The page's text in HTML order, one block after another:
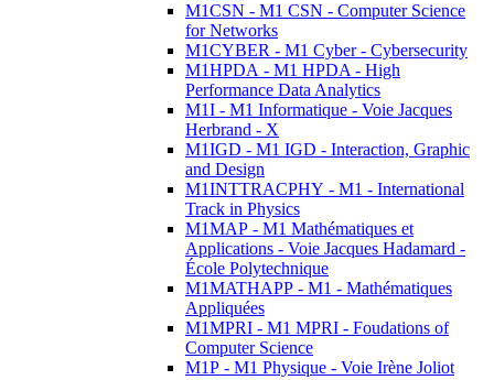
M1CSN - M1 CSN - Computer Science
for Networks
M1CYBER - M1 Cyber - Cybersecurity
M1HPDA - M1 HPDA - High
Performance Data Analytics
M1I - M1 Informatique - Voie Jacques
Herbrand - X
M1IGD - M1 IGD - Interaction, Graphic
and Design
M1INTTRACPHY - M1 - International
Track in Physics
M1MAP - M1 Mathématiques et
Applications - Voie Jacques Hadamard -
École Polytechnique
M1MATHAPP - M1 - Mathématiques
Appliquées
M1MPRI - M1 MPRI - Foudations of
Computer Science
M1P - M1 Physique - Voie Irène Joliot